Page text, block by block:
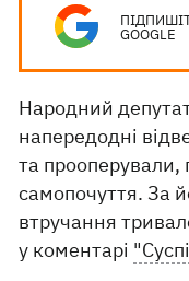
GOOGLE
Народний
напередодні
та
самопочуття. За
втручання
у коментарі